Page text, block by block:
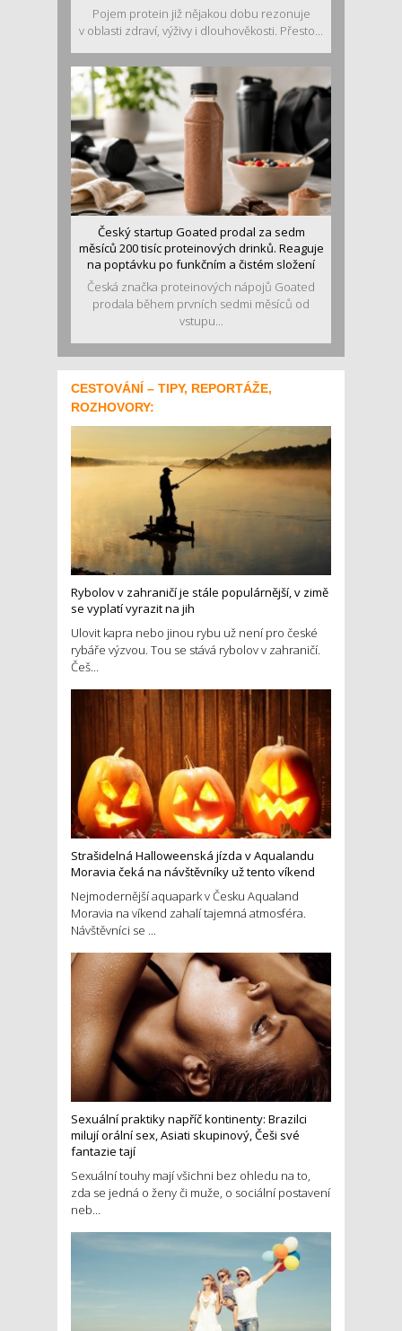
Pojem protein již nějakou dobu rezonuje
v oblasti zdraví, výživy i dlouhověkosti. Přesto...
Český startup Goated prodal za sedm
měsíců 200 tisíc proteinových drinků. Reaguje
na poptávku po funkčním a čistém složení
Česká značka proteinových nápojů Goated
prodala během prvních sedmi měsíců od
vstupu...
CESTOVÁNÍ – TIPY, REPORTÁŽE,
ROZHOVORY:
Rybolov v zahraničí je stále populárnější, v zimě
se vyplatí vyrazit na jih
Ulovit kapra nebo jinou rybu už není pro české
rybáře výzvou. Tou se stává rybolov v zahraničí.
Češ...
Strašidelná Halloweenská jízda v Aqualandu
Moravia čeká na návštěvníky už tento víkend
Nejmodernější aquapark v Česku Aqualand
Moravia na víkend zahalí tajemná atmosféra.
Návštěvníci se ...
Sexuální praktiky napříč kontinenty: Brazilci
milují orální sex, Asiati skupinový, Češi své
fantazie tají
Sexuální touhy mají všichni bez ohledu na to,
zda se jedná o ženy či muže, o sociální postavení
neb...